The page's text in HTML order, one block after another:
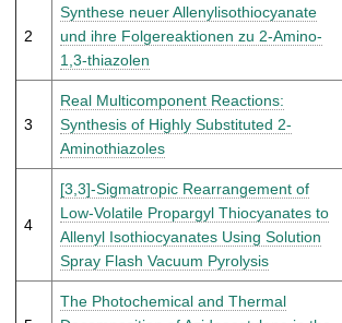
2
Synthese neuer Allenylisothiocyanate
und ihre Folgereaktionen zu 2-Amino-
1,3-thiazolen
3
Real Multicomponent Reactions:
Synthesis of Highly Substituted 2-
Aminothiazoles
4
[3,3]-Sigmatropic Rearrangement of
Low-Volatile Propargyl Thiocyanates to
Allenyl Isothiocyanates Using Solution
Spray Flash Vacuum Pyrolysis
The Photochemical and Thermal